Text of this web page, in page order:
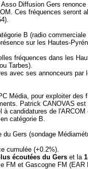
Diffusion Gers
Ces fréquences seront
B (radio
sur les Hautes-
fréquences dans les
Tarbes).
avec ses annonceurs par
Média, pour exploiter des
Patrick CANOVAS
candidatures de
catégorie B.
Gers (sondage
cumulée (+0.2%).
écoutées du Gers et la
FM et Gascogne FM